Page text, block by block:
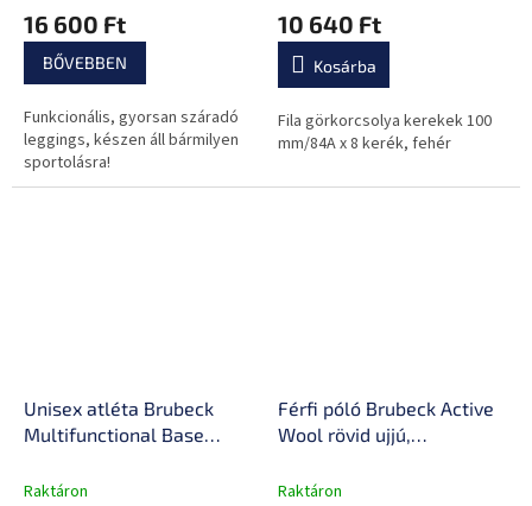
16 600 Ft
BŐVEBBEN
Funkcionális, gyorsan száradó
leggings, készen áll bármilyen
sportolásra!
10 640 Ft
Kosárba
Fila görkorcsolya kerekek 100
mm/84A x 8 kerék, fehér
Unisex atléta Brubeck
Multifunctional Base
szellőzés, antibakteriális
Raktáron
Férfi póló Brubeck Active
Wool rövid ujjú,
antibakteriális, kétrétegű,
Raktáron